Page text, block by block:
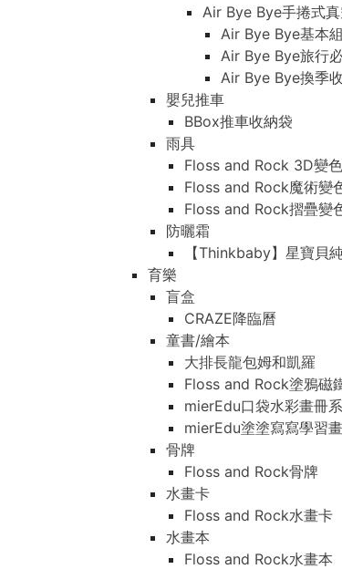
Air Bye Bye手捲式
Air Bye Bye基本
Air Bye Bye旅行
Air Bye Bye換季
嬰兒推車
BBox推車收納袋
雨具
Floss and Rock 3D變
Floss and Rock魔術變
Floss and Rock摺疊變
防曬霜
【Thinkbaby】星寶貝
育樂
盲盒
CRAZE降臨曆
童書/繪本
大排長龍包姆和凱羅
Floss and Rock塗鴉磁
mierEdu口袋水彩畫冊
mierEdu塗塗寫寫學習
骨牌
Floss and Rock骨牌
水畫卡
Floss and Rock水畫卡
水畫本
Floss and Rock水畫本